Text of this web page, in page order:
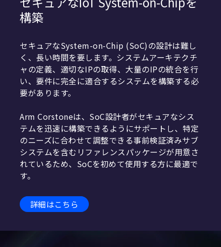
構築
セキュアなSystem-on-Chip (SoC)の設計は難し
く、長い時間を要します。システムアーキテクチ
ャの定義、適切なIPの取得、大量のIPの統合を行
い、要件に完全に適合するシステムを構築する必
要があります。
Arm Corstoneは、SoC設計者がセキュアなシス
テムを迅速に構築できるようにサポートし、特定
のニーズに合わせて調整できる事前検証済みサブ
システムを含むリファレンスパッケージが用意さ
れているため、SoCを初めて使用する方に最適で
す。
詳細はこちら